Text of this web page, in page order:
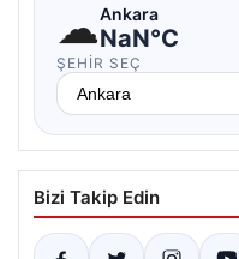
☁Ankara
NaN°C
ŞEHIR SEÇ
Bizi Takip Edin